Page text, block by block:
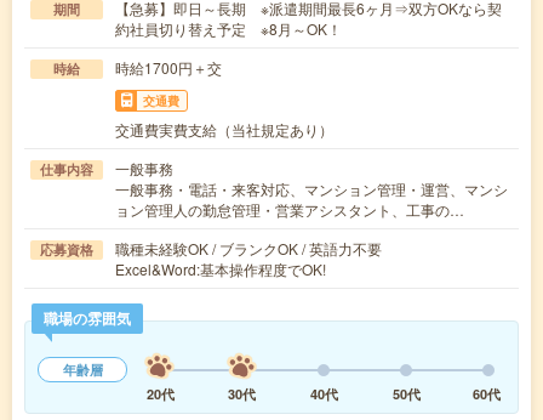
期間
【急募】即日～長期 ※派遣期間最長6ヶ月⇒双方OKなら契
約社員切り替え予定 ※8月～OK！
時給 時給1700円＋交
交通費
交通費実費支給（当社規定あり）
仕事内容
一般事務
一般事務・電話・来客対応、マンション管理・運営、マンシ
ョン管理人の勤怠管理・営業アシスタント、工事の…
応募資格
職種未経験OK / ブランクOK / 英語力不要
Excel&Word:基本操作程度でOK!
職場の雰囲気
年齢層
20代
30代 40代 50代 60代